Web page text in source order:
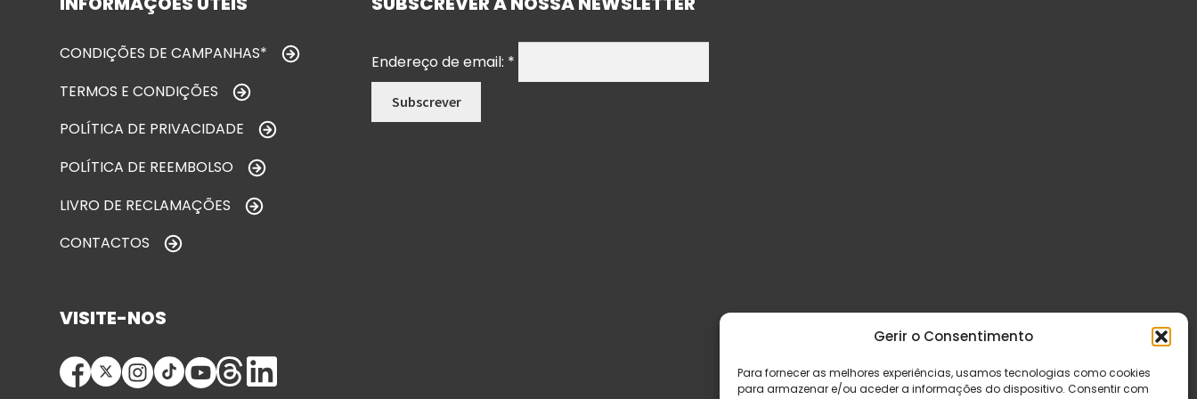
Gerir o Consentimento
Para fornecer as melhores experiências, usamos tecnologias como cookies
para armazenar e/ou aceder a informações do dispositivo. Consentir com
CONDIÇÕES DE CAMPANHAS*
TERMOS E CONDIÇÕES
POLÍTICA DE PRIVACIDADE
POLÍTICA DE REEMBOLSO
LIVRO DE RECLAMAÇÕES
CONTACTOS
Endereço de email: *
VISITE-NOS